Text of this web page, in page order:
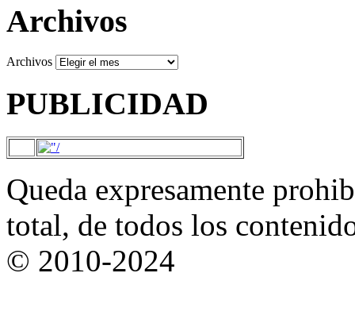
Archivos
Archivos
PUBLICIDAD
Queda expresamente
total, de todos los
© 2010-2024